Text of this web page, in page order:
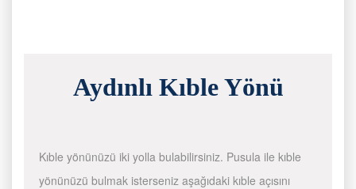
Aydınlı Kıble Yönü
Kıble yönünüzü iki yolla bulabilirsiniz. Pusula ile kıble
yönünüzü bulmak isterseniz aşağıdaki kıble açısını